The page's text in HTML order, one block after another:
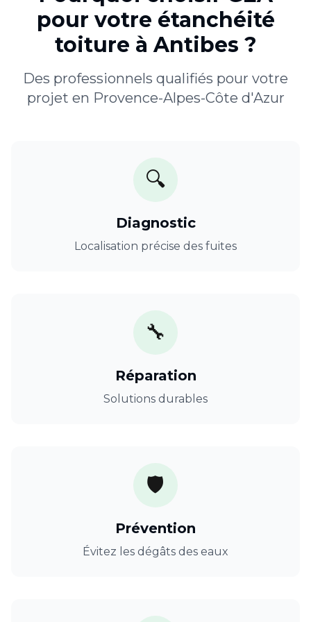
pour votre étanchéité
toiture à Antibes ?
Des professionnels qualifiés pour votre
projet en Provence-Alpes-Côte d'Azur
🔍
Diagnostic
Localisation précise des fuites
🔧
Réparation
Solutions durables
🛡️
Prévention
Évitez les dégâts des eaux